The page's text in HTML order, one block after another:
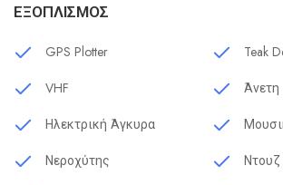
ΕΞΟΠΛΙΣΜΌΣ
GPS Plotter
Teak
VHF
Άνετη
Ηλεκτρική Άγκυρα
Νεροχύτης
Ντουζ